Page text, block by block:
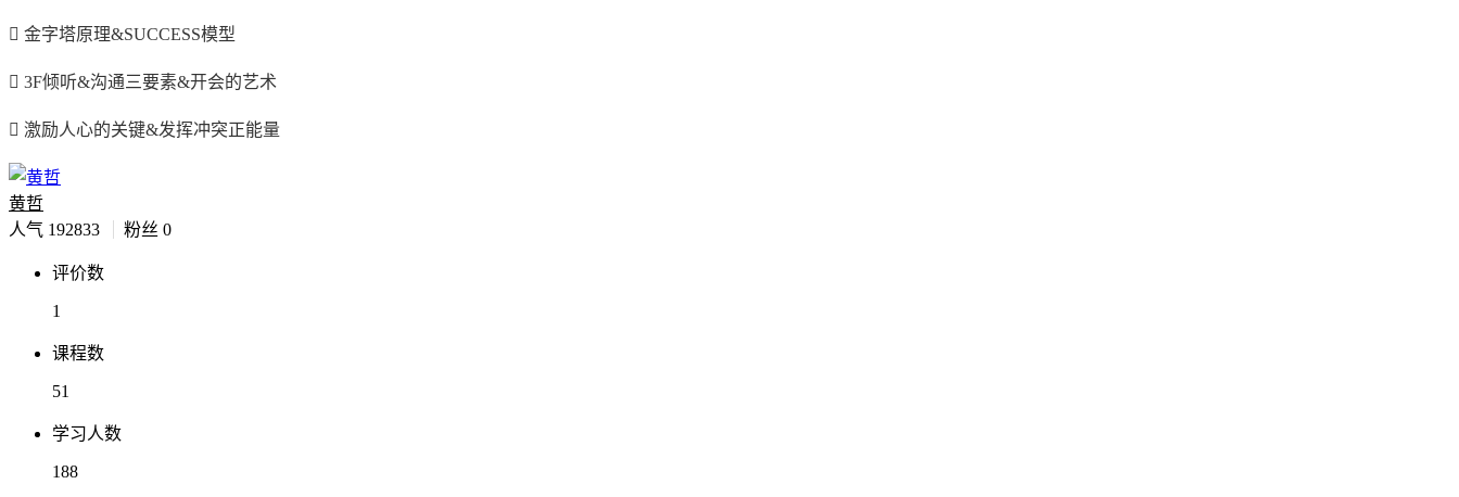
 金字塔原理&SUCCESS模型
 3F倾听&沟通三要素&开会的艺术
 激励人心的关键&发挥冲突正能量
黄哲
人气 192833 粉丝 0
评价数
1
课程数
51
学习人数
188